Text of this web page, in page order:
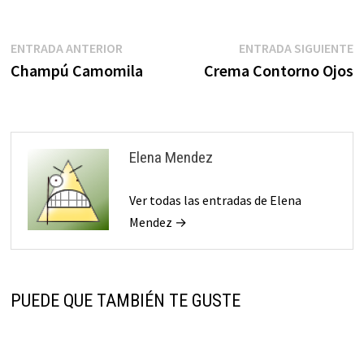
Navegación
de
ENTRADA ANTERIOREntrada
anterior:
Champú Camomila
ENTRADA SIGUIENTE
Crema Contorno Ojos
Elena Mendez
Ver todas las entradas de Elena
Mendez →
PUEDE QUE TAMBIÉN TE GUSTE